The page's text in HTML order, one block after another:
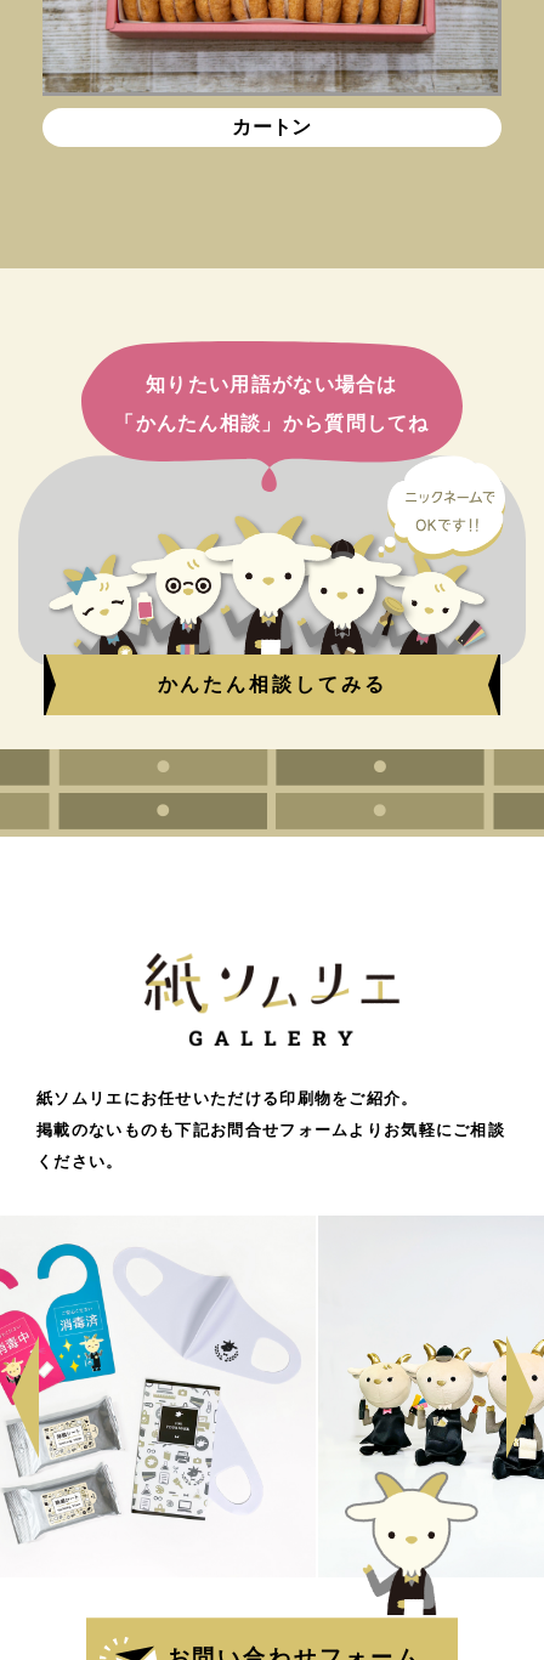
カートン
知りたい用語がない場合は
「かんたん相談」から質問してね
かんたん相談してみる
紙ソムリエにお任せいただける印刷物をご紹介。
掲載のないものも下記お問合せフォームよりお気軽にご相談
ください。